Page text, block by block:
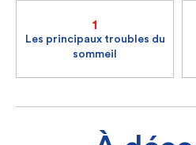
1
Les principaux troubles du
sommeil